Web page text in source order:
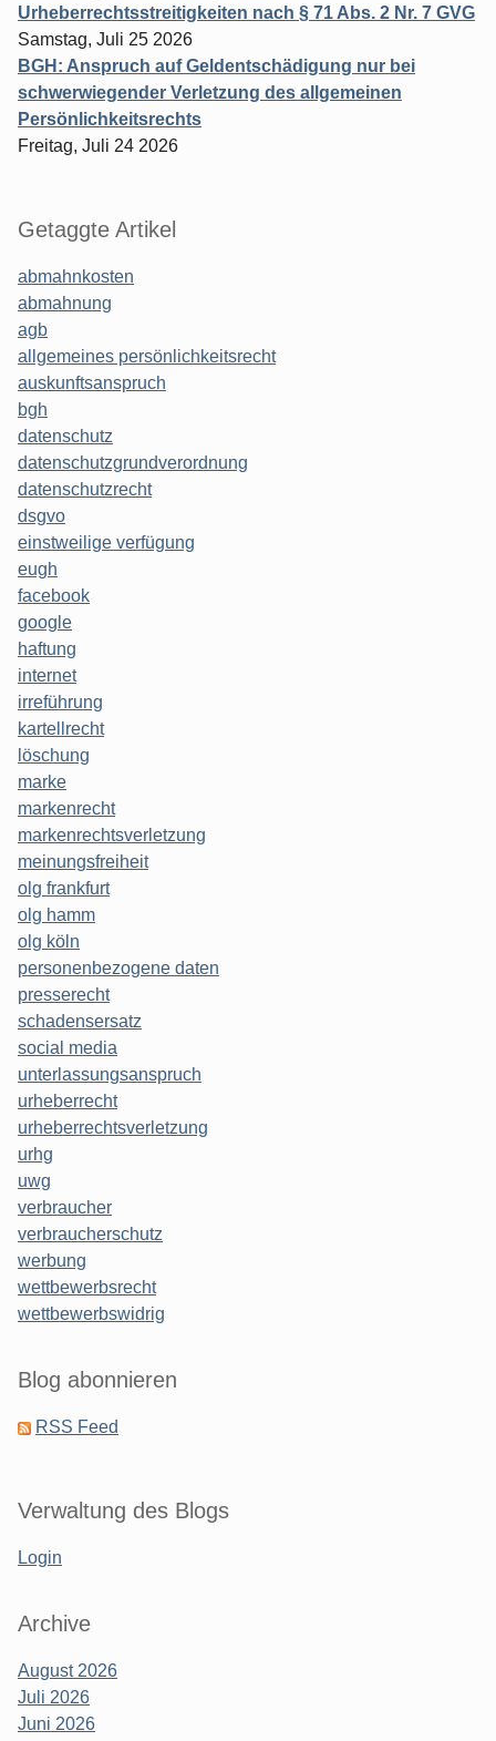
Urheberrechtsstreitigkeiten nach § 71 Abs. 2 Nr. 7 GVG
Samstag, Juli 25 2026
BGH: Anspruch auf Geldentschädigung nur bei
schwerwiegender Verletzung des allgemeinen
Persönlichkeitsrechts
Freitag, Juli 24 2026
Getaggte Artikel
abmahnkosten
abmahnung
agb
allgemeines persönlichkeitsrecht
auskunftsanspruch
bgh
datenschutz
datenschutzgrundverordnung
datenschutzrecht
dsgvo
einstweilige verfügung
eugh
facebook
google
haftung
internet
irreführung
kartellrecht
löschung
marke
markenrecht
markenrechtsverletzung
meinungsfreiheit
olg frankfurt
olg hamm
olg köln
personenbezogene daten
presserecht
schadensersatz
social media
unterlassungsanspruch
urheberrecht
urheberrechtsverletzung
urhg
uwg
verbraucher
verbraucherschutz
werbung
wettbewerbsrecht
wettbewerbswidrig
Blog abonnieren
RSS Feed
Verwaltung des Blogs
Login
Archive
August 2026
Juli 2026
Juni 2026